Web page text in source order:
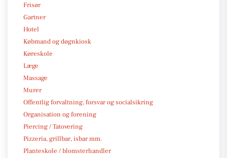
Frisør
Gartner
Hotel
Købmand og døgnkiosk
Køreskole
Læge
Massage
Murer
Offentlig forvaltning, forsvar og socialsikring
Organisation og forening
Piercing / Tatovering
Pizzeria, grillbar, isbar mm.
Planteskole / blomsterhandler